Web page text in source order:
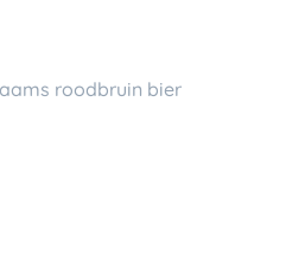
roodbruin bier